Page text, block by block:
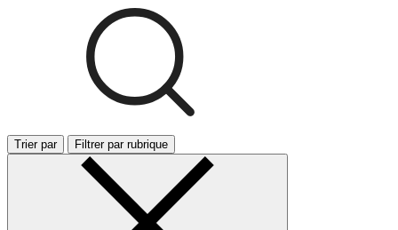
Trier par Filtrer par rubrique